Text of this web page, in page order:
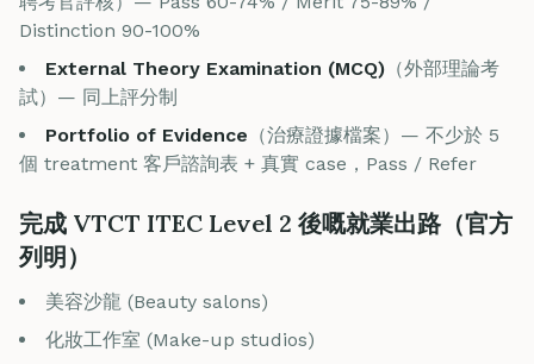
Distinction 90-100%
External Theory Examination (MCQ) （外部理論考
試）— 同上評分制
Portfolio of Evidence （治療證據檔案）— 不少於 5
個 treatment 客戶諮詢表 + 真實 case，Pass / Refer
完成 VTCT ITEC Level 2 後嘅就業出路（官方
列明）
美容沙龍 (Beauty salons)
化妝工作室 (Make-up studios)